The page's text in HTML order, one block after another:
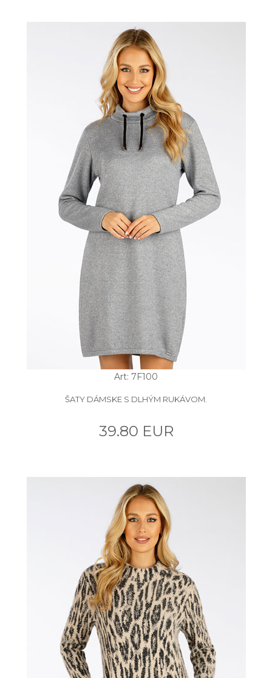
Art: 7F100
ŠATY DÁMSKE S DLHÝM RUKÁVOM.
39.80 EUR